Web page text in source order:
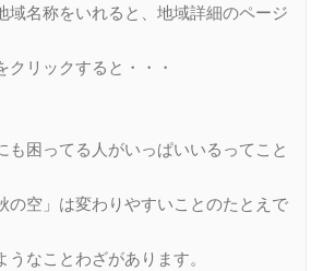
域名称をいれると、地域詳細のページ
クリックすると・・・
も困ってる人がいっぱいいるってこと
の空」は変わりやすいことのたとえで
なことわざがあります。